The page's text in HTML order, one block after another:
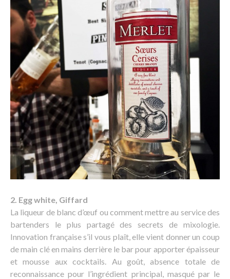
2. Egg white, Giffard
La liqueur de blanc d’œuf ou comment mettre au service des
bartenders le plus partagé des secrets de mixologie.
Innovation française s’il vous plaît, elle vient donner un coup
de main clé en mains derrière le bar pour apporter épaisseur
et mousse aux cocktails. Au goût, absence totale de
reconnaissance pour l’ingrédient principal, masqué par le